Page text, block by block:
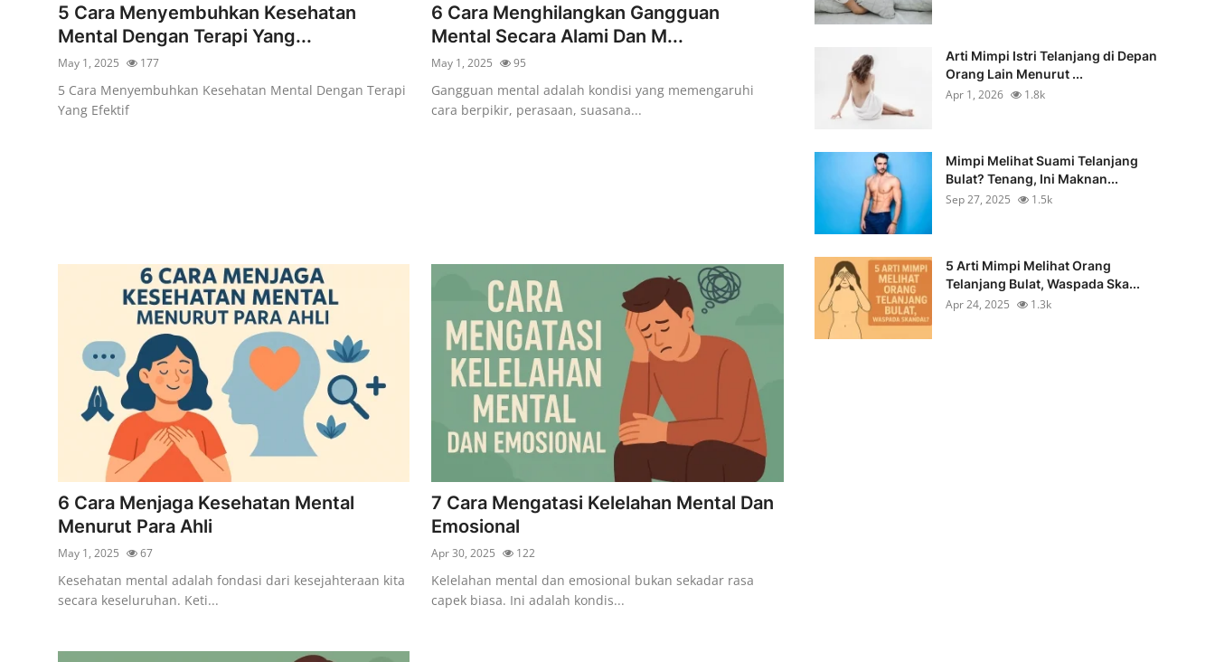
5 Cara Menyembuhkan Kesehatan
Mental Dengan Terapi Yang...
May 1, 2025 177
5 Cara Menyembuhkan Kesehatan Mental Dengan Terapi
Yang Efektif
6 Cara Menghilangkan Gangguan
Mental Secara Alami Dan M...
May 1, 2025 95
Gangguan mental adalah kondisi yang memengaruhi
cara berpikir, perasaan, suasana...
6 Cara Menjaga Kesehatan Mental
Menurut Para Ahli
May 1, 2025 67
Kesehatan mental adalah fondasi dari kesejahteraan kita
secara keseluruhan. Keti...
7 Cara Mengatasi Kelelahan Mental Dan
Emosional
Apr 30, 2025 122
Kelelahan mental dan emosional bukan sekadar rasa
capek biasa. Ini adalah kondis...
Arti Mimpi Istri Telanjang di Depan
Orang Lain Menurut ...
Apr 1, 2026
1.8k
Mimpi Melihat Suami Telanjang
Bulat? Tenang, Ini Maknan...
Sep 27, 2025
1.5k
5 Arti Mimpi Melihat Orang
Telanjang Bulat, Waspada Ska...
Apr 24, 2025
1.3k